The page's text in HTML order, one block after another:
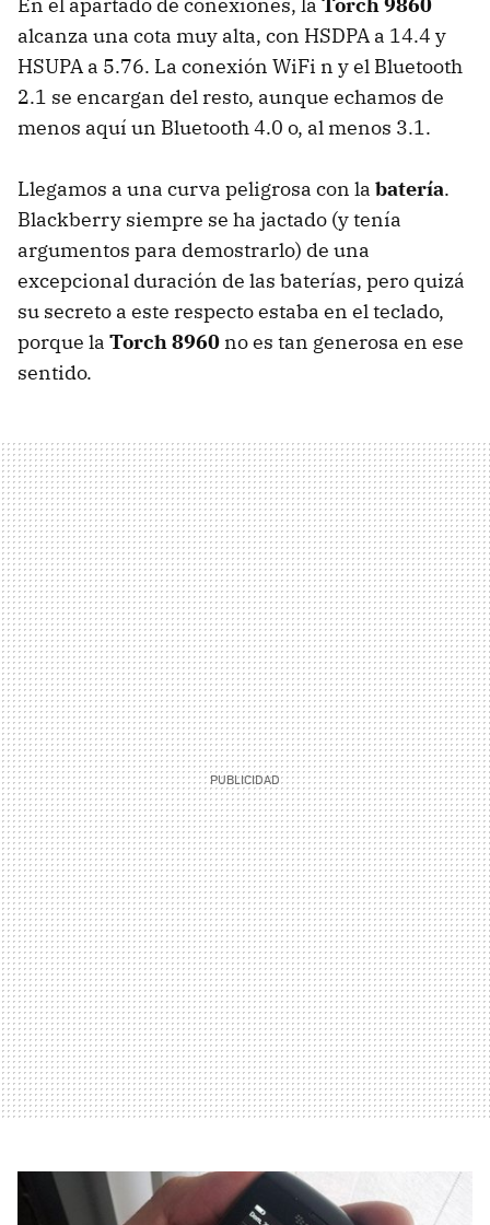
alcanza una cota muy alta, con HSDPA a 14.4 y
HSUPA a 5.76. La conexión WiFi n y el Bluetooth
2.1 se encargan del resto, aunque echamos de
menos aquí un Bluetooth 4.0 o, al menos 3.1.
Llegamos a una curva peligrosa con la batería.
Blackberry siempre se ha jactado (y tenía
argumentos para demostrarlo) de una
excepcional duración de las baterías, pero quizá
su secreto a este respecto estaba en el teclado,
porque la Torch 8960 no es tan generosa en ese
sentido.